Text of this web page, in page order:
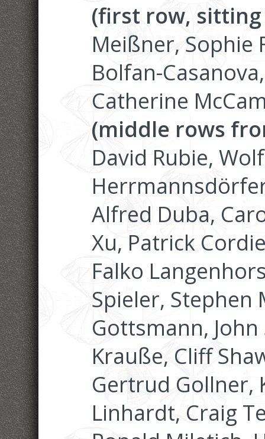
(first row,
Meißner, Sophie
Bolfan-
Catherine
(middle rows
David Rubie,
Alfred Duba,
Xu, Patrick
Falko
Spieler, Stephen
Gottsmann,
Krauße, Cliff
Gertrud Gollner,
Linhardt, Craig